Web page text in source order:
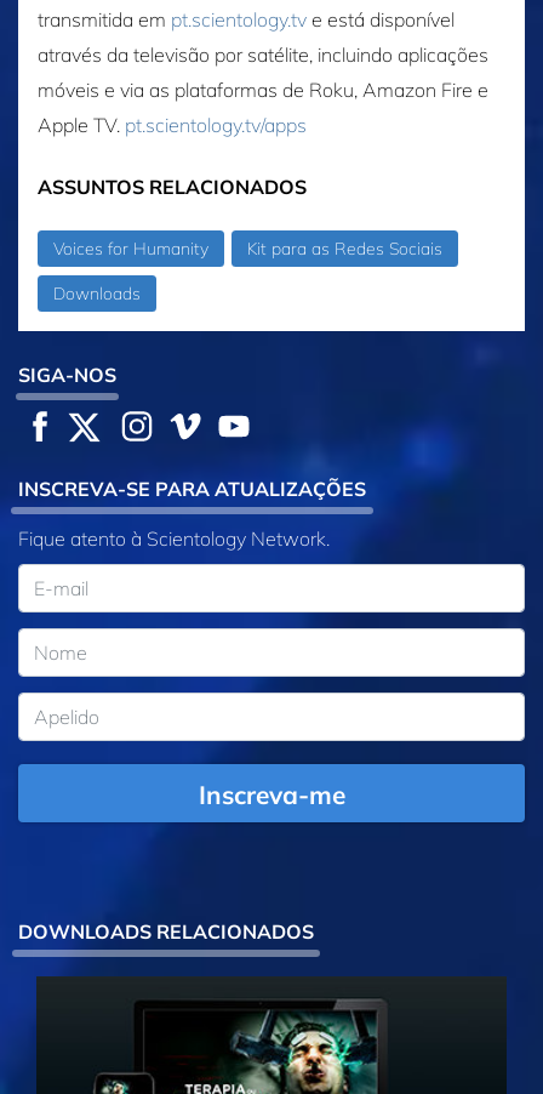
transmitida em pt.scientology.tv e está disponível
através da televisão por satélite, incluindo aplicações
móveis e via as plataformas de Roku, Amazon Fire e
Apple TV. pt.scientology.tv/apps
ASSUNTOS RELACIONADOS
Voices for Humanity Kit para as Redes Sociais
Downloads
SIGA‑NOS
INSCREVA‑SE PARA ATUALIZAÇÕES
Fique atento à Scientology Network.
Inscreva-me
DOWNLOADS RELACIONADOS